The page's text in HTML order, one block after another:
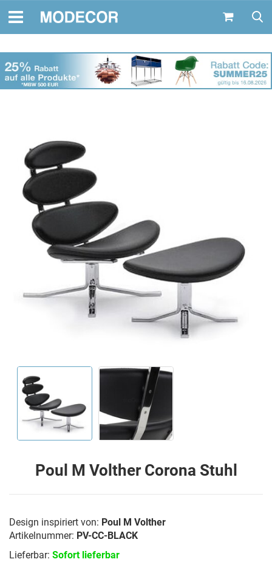
Poul M Volther Corona Stuhl
Design inspiriert von: Poul M Volther
Artikelnummer: PV-CC-BLACK
Lieferbar: Sofort lieferbar